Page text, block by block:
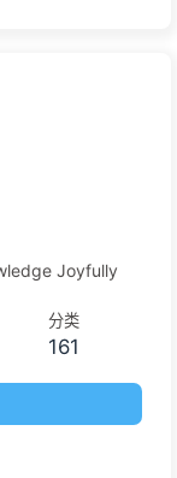
Joyfully
分类
161